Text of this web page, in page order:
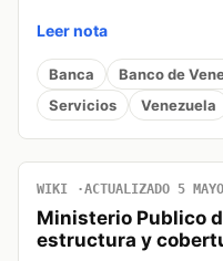
Leer nota
Banca Banco de
Servicios
Venezuela
WIKI ACTUALIZADO 5
Ministerio Publico
estructura y